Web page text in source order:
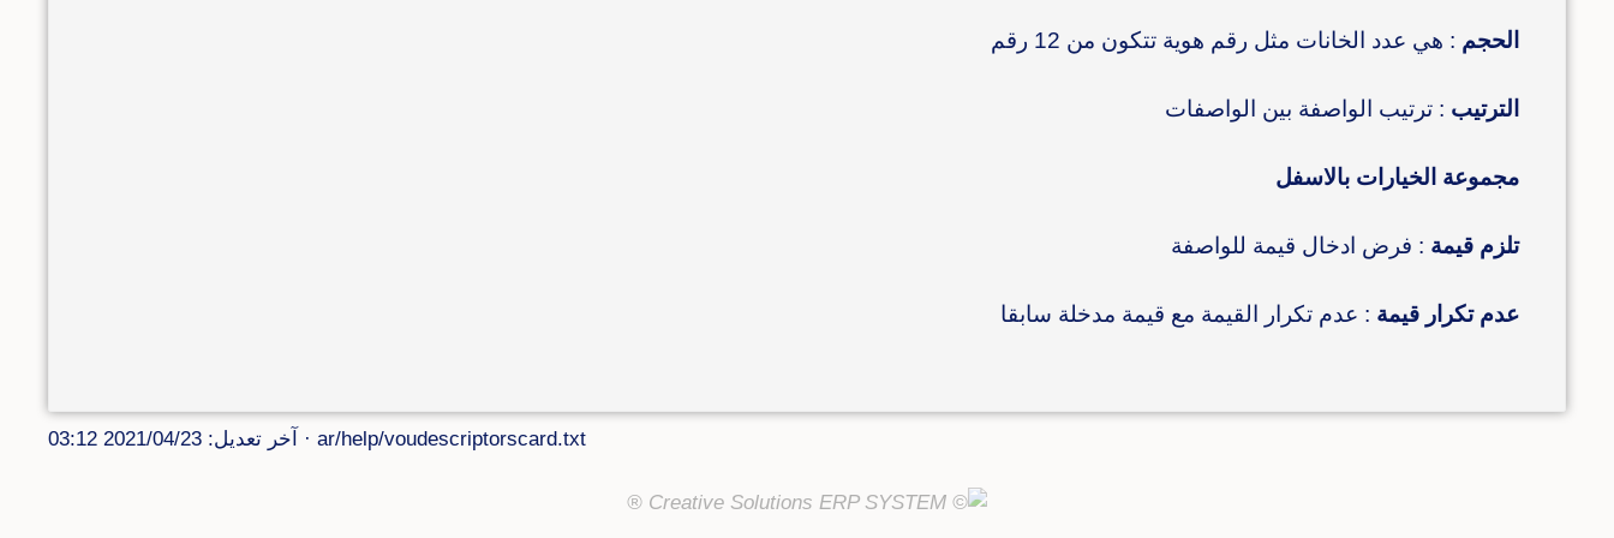
الحجم : هي عدد الخانات مثل رقم هوية تتكون من 12 رقم
الترتيب : ترتيب الواصفة بين الواصفات
مجموعة الخيارات بالاسفل
تلزم قيمة : فرض ادخال قيمة للواصفة
عدم تكرار قيمة : عدم تكرار القيمة مع قيمة مدخلة سابقا
ar/help/voudescriptorscard.txt · آخر تعديل: 2021/04/23 03:12